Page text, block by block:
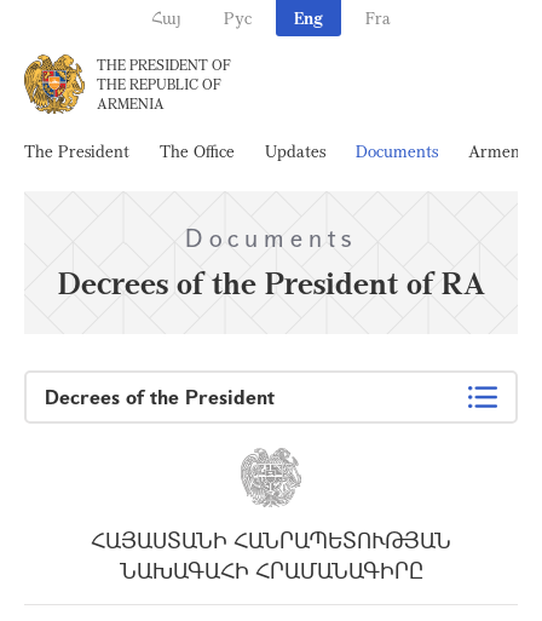
Հայ Рус Eng Fra
THE PRESIDENT OF
THE REPUBLIC OF
ARMENIA
The President The Office Updates Documents Armenia
Documents
Decrees of the President of RA
Decrees of the President
ՀԱՅԱՍՏԱՆԻ ՀԱՆՐԱՊԵՏՈՒԹՅԱՆ
ՆԱԽԱԳԱՀԻ ՀՐԱՄԱՆԱԳԻՐԸ